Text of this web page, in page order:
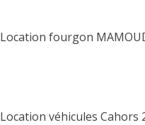
Location véhicules Cahors
Location fourgon